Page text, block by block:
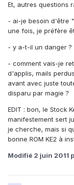
Et, autres questions
- ai-je besoin d'être
une fois, je préfère
- y a-t-il un danger ?
- comment vais-je
d'applis, mails
avant avec juste
disparu par magie ?
EDIT : bon, le Stock
manifestement sert
je cherche, mais si
bonne ROM KE2 à
Modifié 2 juin 2011